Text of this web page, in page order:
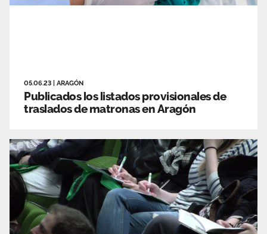
05.06.23 ARAGÓN
Publicados los listados provisionales de
traslados de matronas en Aragón